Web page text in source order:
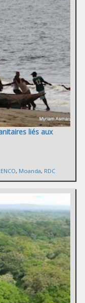
liés aux
, Moanda, RDC